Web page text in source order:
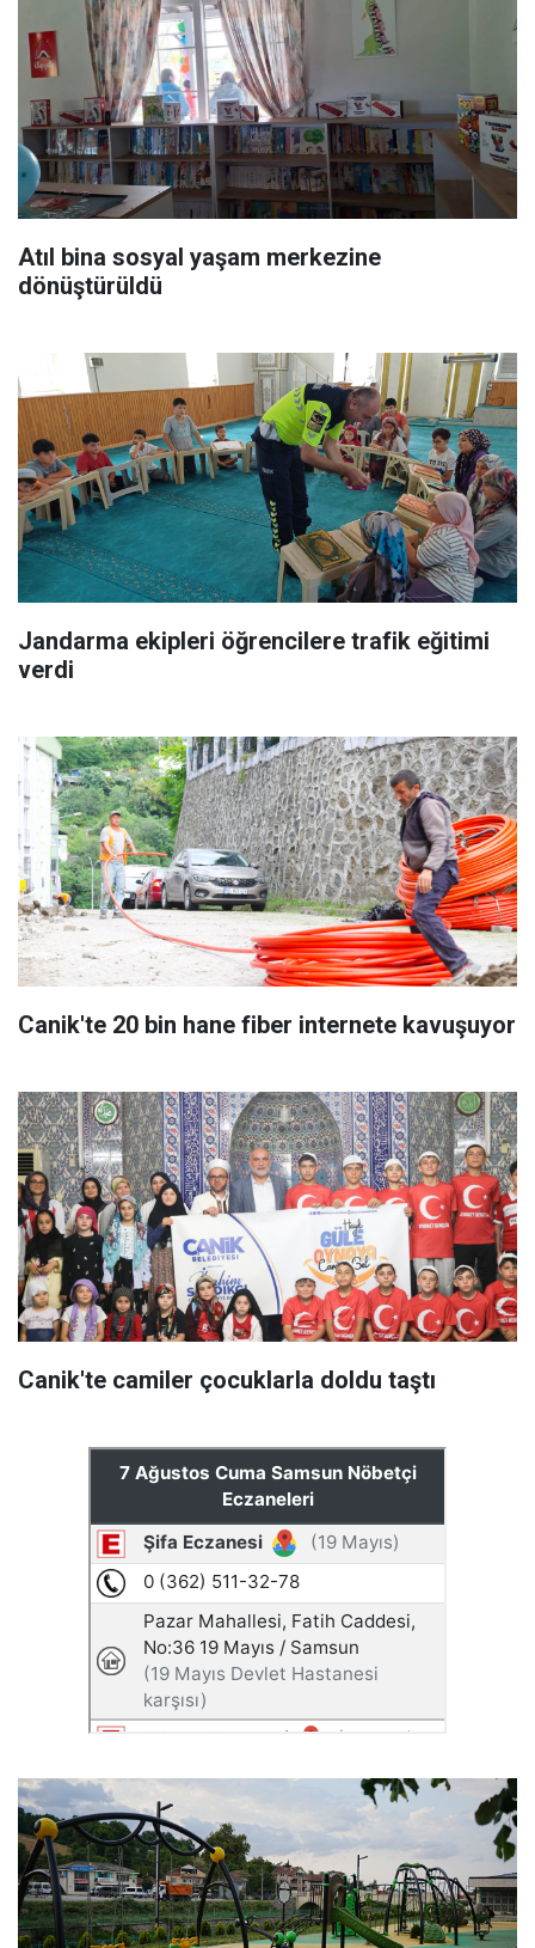
Atıl bina sosyal yaşam merkezine
dönüştürüldü
Jandarma ekipleri öğrencilere trafik eğitimi
verdi
Canik'te 20 bin hane fiber internete kavuşuyor
Canik'te camiler çocuklarla doldu taştı